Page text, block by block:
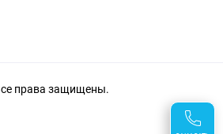
права защищены.